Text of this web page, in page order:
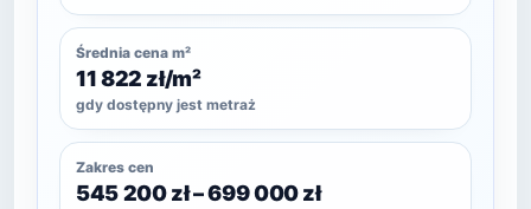
Średnia cena m²
11 822 zł/m²
gdy dostępny jest metraż
Zakres cen
545 200 zł – 699 000 zł